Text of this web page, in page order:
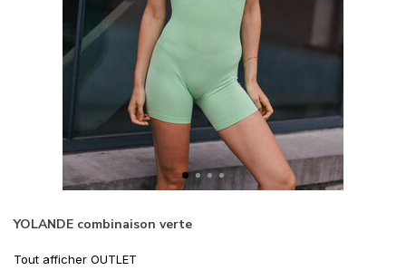
YOLANDE combinaison verte
Tout afficher OUTLET